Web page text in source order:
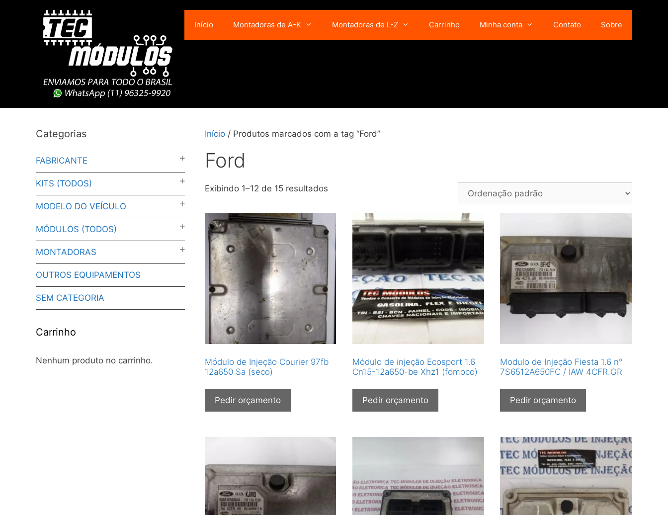
Início Montadoras de A-K Montadoras de L-Z Carrinho Minha conta Contato Sobre
Início / Produtos marcados com a tag “Ford”
Ford
Exibindo 1–12 de 15 resultados
Módulo de Injeção Courier 97fb
12a650 Sa (seco)
Pedir orçamento
Módulo de injeção Ecosport 1.6
Cn15-12a650-be Xhz1 (fomoco)
Pedir orçamento
Modulo de Injeção Fiesta 1.6 n°
7S6512A650FC / IAW 4CFR.GR
Pedir orçamento
Categorias
FABRICANTE
KITS (TODOS)
MODELO DO VEÍCULO
MÓDULOS (TODOS)
MONTADORAS
OUTROS EQUIPAMENTOS
SEM CATEGORIA
Carrinho
Nenhum produto no carrinho.